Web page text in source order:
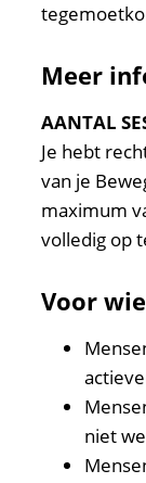
Meer
AANTAL
Je hebt
van je
maximum
volledig op
Voor wie
niet